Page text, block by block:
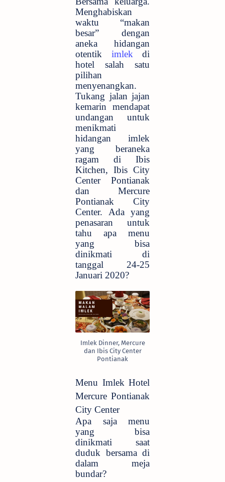
Menghabiskan
waktu “makan
besar” dengan
aneka hidangan
otentik imlek di
hotel salah satu
pilihan
menyenangkan.
Tukang jalan jajan
kemarin mendapat
undangan untuk
menikmati
hidangan imlek
yang beraneka
ragam di Ibis
Kitchen, Ibis City
Center Pontianak
dan Mercure
Pontianak City
Center. Ada yang
penasaran untuk
tahu apa menu
yang bisa
dinikmati di
tanggal 24-25
Januari 2020?
Imlek Dinner, Mercure
dan Ibis City Center
Pontianak
Menu Imlek Hotel
Mercure Pontianak
City Center
Apa saja menu
yang bisa
dinikmati saat
duduk bersama di
dalam meja
bundar?